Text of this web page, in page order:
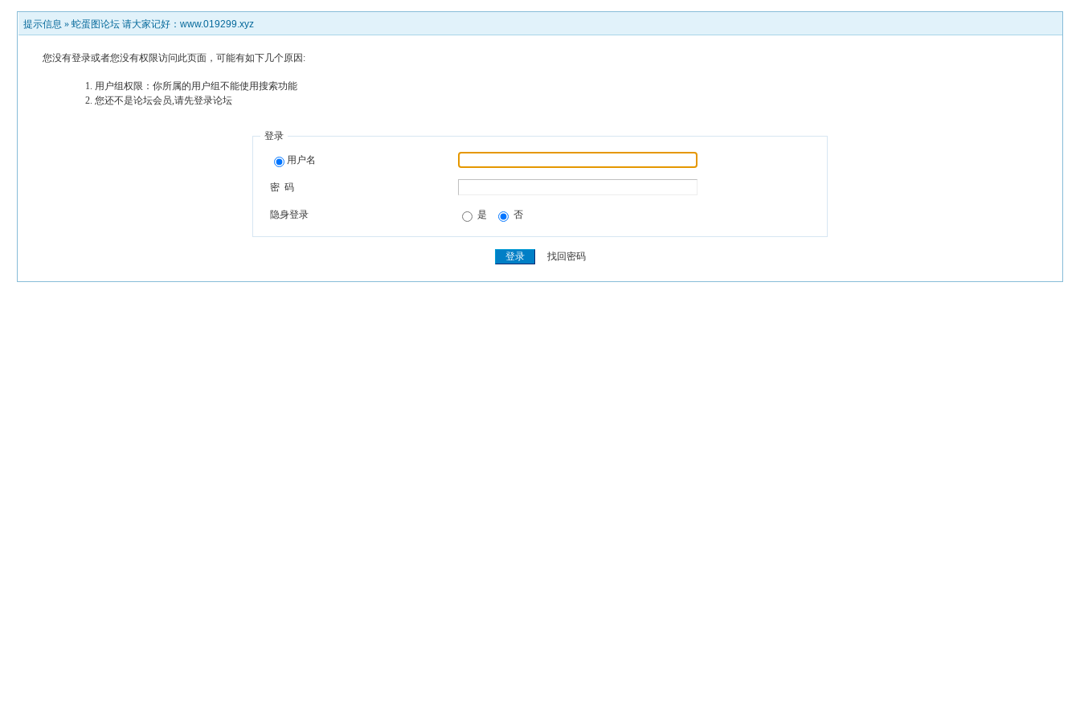
提示信息 » 蛇蛋图论坛 请大家记好：www.019299.xyz
您没有登录或者您没有权限访问此页面，可能有如下几个原因:
用户组权限：你所属的用户组不能使用搜索功能
您还不是论坛会员,请先登录论坛
登录
用户名
密 码
隐身登录 是 否
找回密码